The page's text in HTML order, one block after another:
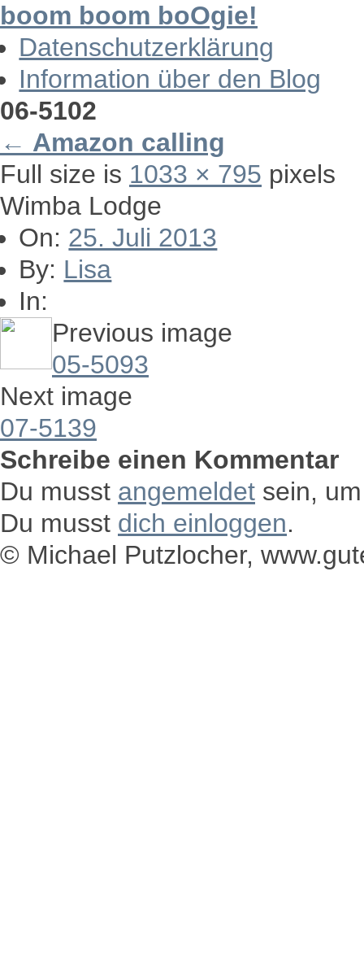
boom boom boOgie!
Datenschutzerklärung
Information über den Blog
06-5102
← Amazon calling
Full size is 1033 × 795 pixels
Wimba Lodge
On: 25. Juli 2013
By: Lisa
In:
Previous image
05-5093
Next image
07-5139
Schreibe einen Kommentar
Du musst angemeldet sein,
Du musst dich einloggen.
© Michael Putzlocher,